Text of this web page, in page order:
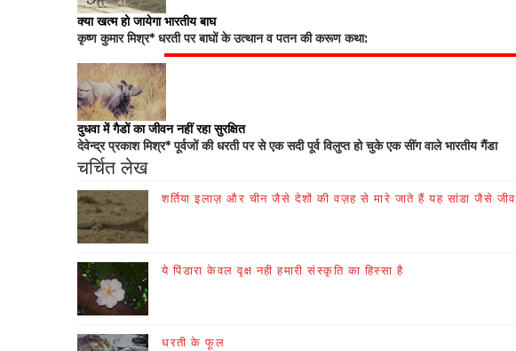
क्या खत्म हो जायेगा भारतीय बाघ
कृष्ण कुमार मिश्र* धरती पर बाघों के उत्थान व पतन की करूण कथा:
दुधवा में गैडों का जीवन नहीं रहा सुरक्षित
देवेन्द्र प्रकाश मिश्र* पूर्वजों की धरती पर से एक सदी पूर्व विलुप्त हो चुके एक सींग वाले भारतीय गैंडा
चर्चित लेख
शर्तिया इलाज़ और चीन जैसे देशों की वज़ह से मारे जाते हैं यह सांडा जैसे जीव
ये पिंडारा केवल वृक्ष नही हमारी संस्कृति का हिस्सा है
धरती के फूल